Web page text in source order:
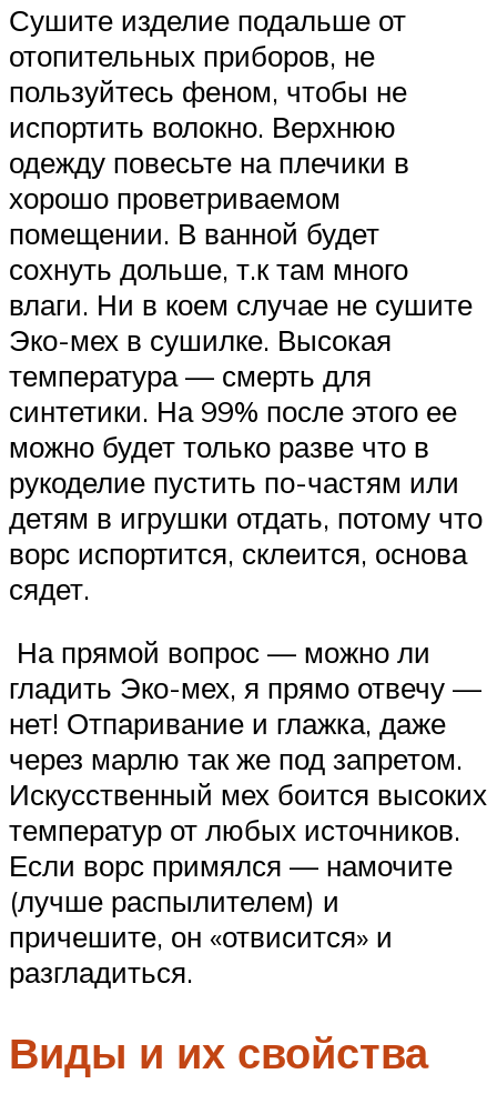
Сушите изделие подальше от
отопительных приборов, не
пользуйтесь феном, чтобы не
испортить волокно. Верхнюю
одежду повесьте на плечики в
хорошо проветриваемом
помещении. В ванной будет
сохнуть дольше, т.к там много
влаги. Ни в коем случае не сушите
Эко-мех в сушилке. Высокая
температура — смерть для
синтетики. На 99% после этого ее
можно будет только разве что в
рукоделие пустить по-частям или
детям в игрушки отдать, потому что
ворс испортится, склеится, основа
сядет.
️ На прямой вопрос — можно ли
гладить Эко-мех, я прямо отвечу —
нет! Отпаривание и глажка, даже
через марлю так же под запретом.
Искусственный мех боится высоких
температур от любых источников.
Если ворс примялся — намочите
(лучше распылителем) и
причешите, он «отвисится» и
разгладиться.
Виды и их свойства